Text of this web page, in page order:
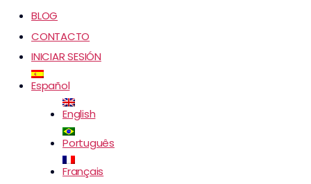
BLOG
CONTACTO
INICIAR SESIÓN
Español
English
Português
Français